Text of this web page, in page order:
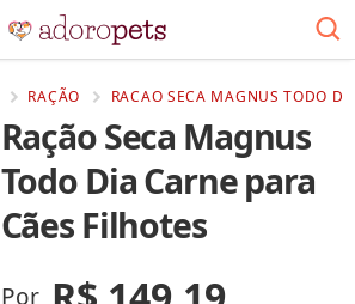
RAÇÃO RACAO SECA MAGNUS TODO
Ração Seca Magnus
Todo Dia Carne para
Cães Filhotes
Por